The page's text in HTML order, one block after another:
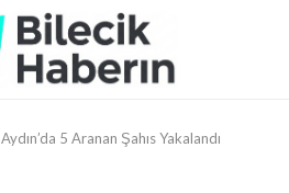
Aydın’da 5 Aranan Şahıs Yakalandı